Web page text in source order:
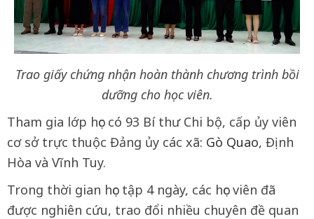
Trao giấy chứng nhận hoàn thành chương trình bồi
dưỡng cho học viên.
Tham gia lớp học có 93 Bí thư Chi bộ, cấp ủy viên
cơ sở trực thuộc Đảng ủy các xã: Gò Quao, Định
Hòa và Vĩnh Tuy.
Trong thời gian học tập 4 ngày, các học viên đã
được nghiên cứu, trao đổi nhiều chuyên đề quan